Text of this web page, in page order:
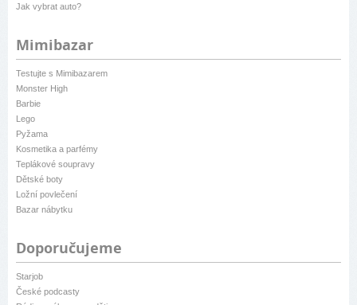
Jak vybrat auto?
Mimibazar
Testujte s Mimibazarem
Monster High
Barbie
Lego
Pyžama
Kosmetika a parfémy
Teplákové soupravy
Dětské boty
Ložní povlečení
Bazar nábytku
Doporučujeme
Starjob
České podcasty